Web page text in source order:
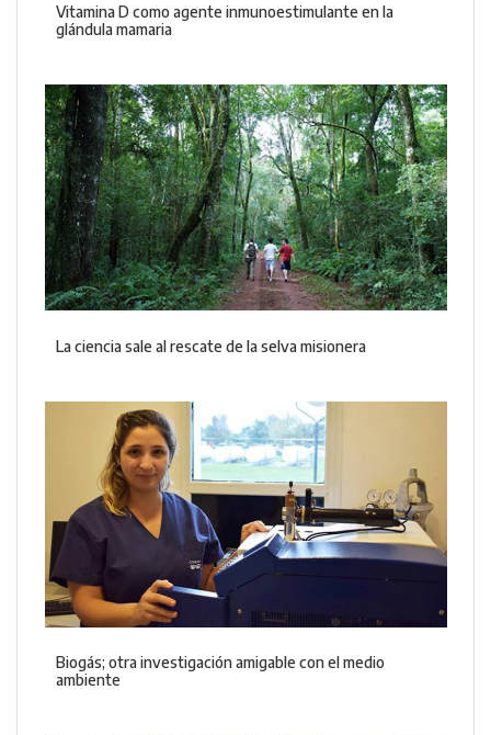
Vitamina D como agente inmunoestimulante en la
glándula mamaria
La ciencia sale al rescate de la selva misionera
Biogás; otra investigación amigable con el medio
ambiente